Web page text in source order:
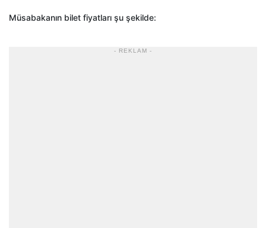
Müsabakanın bilet fiyatları şu şekilde:
- REKLAM -